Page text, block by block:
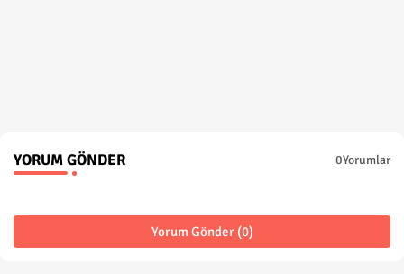
YORUM GÖNDER 0Yorumlar
Yorum Gönder (0)